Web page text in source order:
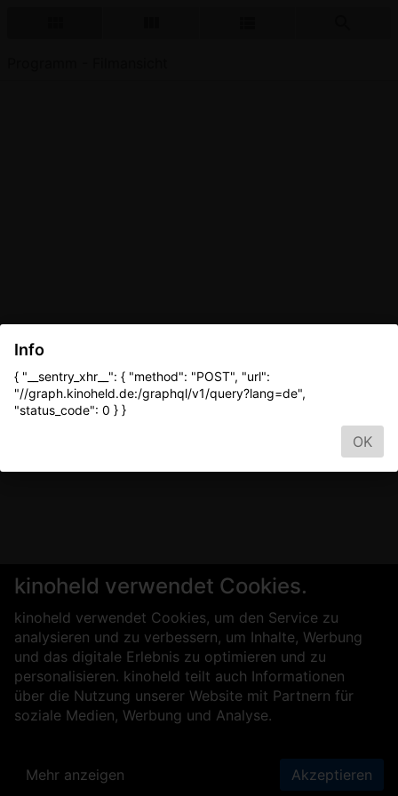
kinoheld verwendet Cookies.
kinoheld verwendet Cookies, um den Service zu
analysieren und zu verbessern, um Inhalte, Werbung
und das digitale Erlebnis zu optimieren und zu
personalisieren. kinoheld teilt auch Informationen
über die Nutzung unserer Website mit Partnern für
soziale Medien, Werbung und Analyse.
Mehr anzeigen Akzeptieren
Info
{ "__sentry_xhr__": { "method": "POST", "url":
"//graph.kinoheld.de:/graphql/v1/query?lang=de",
"status_code": 0 } }
OK